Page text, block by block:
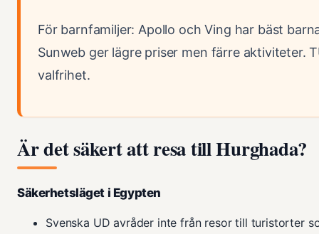
För barnfamiljer: Apollo och Ving har bäst
Sunweb ger lägre priser men färre aktiviteter.
valfrihet.
Är det säkert att resa till Hurghada?
Säkerhetsläget i Egypten
Svenska UD avråder inte från resor till turistorter